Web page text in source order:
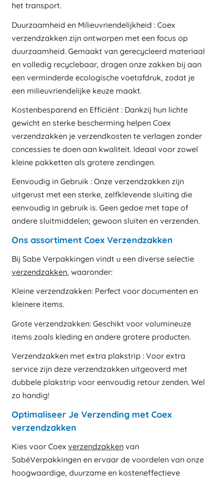
het transport.
Duurzaamheid en Milieuvriendelijkheid : Coex
verzendzakken zijn ontworpen met een focus op
duurzaamheid. Gemaakt van gerecycleerd materiaal
en volledig recyclebaar, dragen onze zakken bij aan
een verminderde ecologische voetafdruk, zodat je
een milieuvriendelijke keuze maakt.
Kostenbesparend en Efficiënt : Dankzij hun lichte
gewicht en sterke bescherming helpen Coex
verzendzakken je verzendkosten te verlagen zonder
concessies te doen aan kwaliteit. Ideaal voor zowel
kleine pakketten als grotere zendingen.
Eenvoudig in Gebruik : Onze verzendzakken zijn
uitgerust met een sterke, zelfklevende sluiting die
eenvoudig in gebruik is. Geen gedoe met tape of
andere sluitmiddelen; gewoon sluiten en verzenden.
Ons assortiment Coex Verzendzakken
Bij Sabe Verpakkingen vindt u een diverse selectie
verzendzakken, waaronder:
Kleine verzendzakken: Perfect voor documenten en
kleinere items.
Grote verzendzakken: Geschikt voor volumineuze
items zoals kleding en andere grotere producten.
Verzendzakken met extra plakstrip : Voor extra
service zijn deze verzendzakken uitgeoverd met
dubbele plakstrip voor eenvoudig retour zenden. Wel
zo handig!
Optimaliseer Je Verzending met Coex
verzendzakken
Kies voor Coex verzendzakken van
SabéVerpakkingen en ervaar de voordelen van onze
hoogwaardige, duurzame en kosteneffectieve